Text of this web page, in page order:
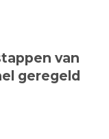
van
geregeld